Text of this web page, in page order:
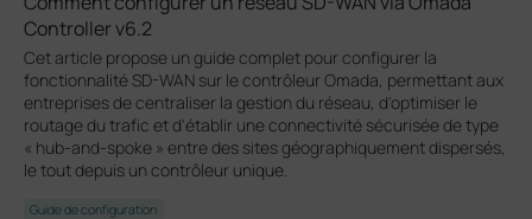
Controller v6.2
Cet article propose un guide complet pour configurer la
fonctionnalité SD-WAN sur le contrôleur Omada, permettant aux
entreprises de centraliser la gestion du réseau, d'optimiser le
routage du trafic et d'établir une connectivité sécurisée de type
« hub-and-spoke » entre des sites géographiquement dispersés,
le tout depuis un contrôleur unique.
Guide de configuration